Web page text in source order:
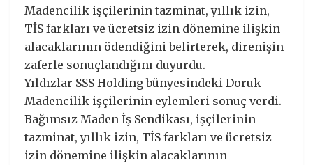
Madencilik işçilerinin tazminat, yıllık izin,
TİS farkları ve ücretsiz izin dönemine ilişkin
alacaklarının ödendiğini belirterek, direnişin
zaferle sonuçlandığını duyurdu.
Yıldızlar SSS Holding bünyesindeki Doruk
Madencilik işçilerinin eylemleri sonuç verdi.
Bağımsız Maden İş Sendikası, işçilerinin
tazminat, yıllık izin, TİS farkları ve ücretsiz
izin dönemine ilişkin alacaklarının